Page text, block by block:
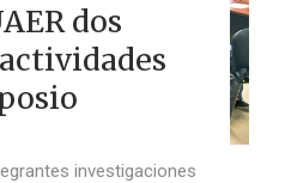
dos
investigaciones